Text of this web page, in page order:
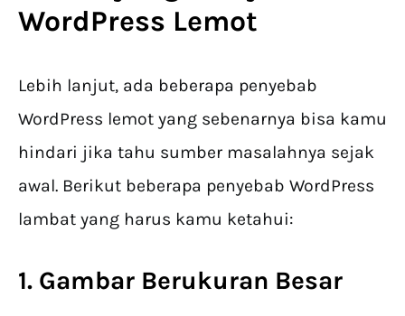
WordPress Lemot
Lebih lanjut, ada beberapa penyebab
WordPress lemot yang sebenarnya bisa kamu
hindari jika tahu sumber masalahnya sejak
awal. Berikut beberapa penyebab WordPress
lambat yang harus kamu ketahui:
1. Gambar Berukuran Besar